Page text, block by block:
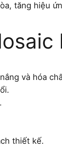
tăng hiệu
và hóa
thiết kế.